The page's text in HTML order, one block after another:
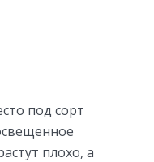
под сорт
плохо, а